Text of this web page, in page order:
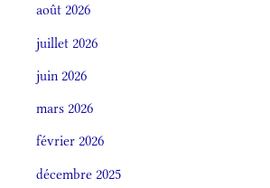
août 2026
juillet 2026
juin 2026
mars 2026
février 2026
décembre 2025